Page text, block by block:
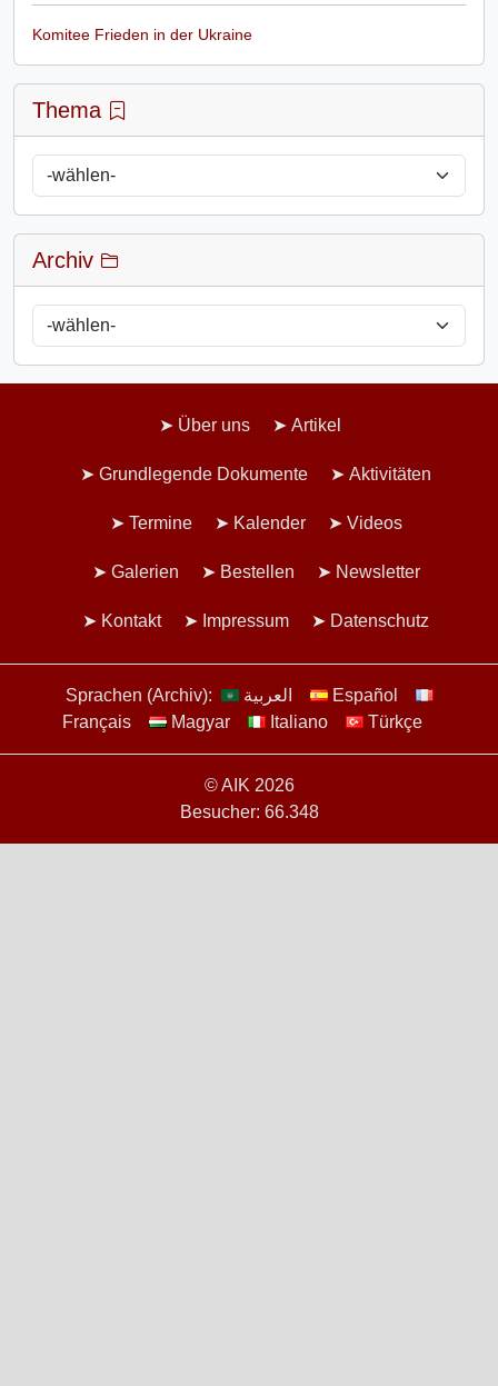
Komitee Frieden in der Ukraine
Thema
Archiv
Über uns Artikel
Grundlegende Dokumente Aktivitäten
Termine Kalender Videos
Galerien Bestellen Newsletter
Kontakt Impressum Datenschutz
Sprachen (Archiv): العربية
Español
Français
Magyar Italiano Türkçe
© AIK 2026
Besucher: 66.348